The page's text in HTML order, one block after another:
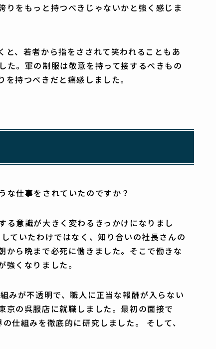
をもっと持つべきじゃないかと強く感じま
、若者から指をさされて笑われることもあ
た。軍の制服は敬意を持って接するべきもの
持つべきだと痛感しました。
な仕事をされていたのですか？
意識が大きく変わるきっかけになりまし
ていたわけではなく、知り合いの社長さんの
ら晩まで必死に働きました。そこで働きな
くなりました。
みが不透明で、職人に正当な報酬が入らない
の呉服店に就職しました。最初の面接で
仕組みを徹底的に研究しました。 そして、